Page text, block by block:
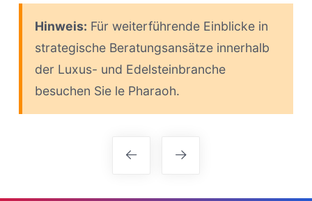
Hinweis: Für weiterführende Einblicke in
strategische Beratungsansätze innerhalb
der Luxus- und Edelsteinbranche
besuchen Sie le Pharaoh.